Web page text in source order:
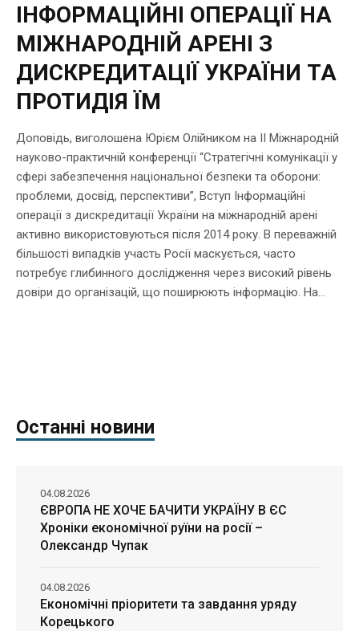
ІНФОРМАЦІЙНІ ОПЕРАЦІЇ НА
МІЖНАРОДНІЙ АРЕНІ З
ДИСКРЕДИТАЦІЇ УКРАЇНИ ТА
ПРОТИДІЯ ЇМ
Доповідь, виголошена Юрієм Олійником на II Міжнародній
науково-практичній конференції “Стратегічні комунікації у
сфері забезпечення національної безпеки та оборони:
проблеми, досвід, перспективи”, Вступ Інформаційні
операції з дискредитації України на міжнародній арені
активно використовуються після 2014 року. В переважній
більшості випадків участь Росії маскується, часто
потребує глибинного дослідження через високий рівень
довіри до організацій, що поширюють інформацію. На...
Останні новини
ЄВРОПА НЕ ХОЧЕ БАЧИТИ УКРАЇНУ В ЄС
Хроніки економічної руїни на росії –
Олександр Чупак
04.08.2026
Економічні пріоритети та завдання уряду
Корецького
04.08.2026